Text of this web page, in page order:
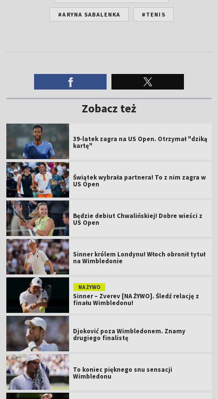
#ARYNA SABALENKA #TENIS
Zobacz też
39-latek zagra na US Open. Otrzymał "dziką
kartę"
Świątek wybrała partnera! To z nim zagra w
US Open
Będzie debiut Chwalińskiej! Dobre wieści z
US Open
Sinner królem Londynu! Włoch obronił tytuł
na Wimbledonie
NA ŻYWO
Sinner – Zverev [NA ŻYWO]. Śledź relację z
finału Wimbledonu!
Djoković poza Wimbledonem. Znamy
drugiego finalistę
To koniec pięknego snu sensacji
Wimbledonu